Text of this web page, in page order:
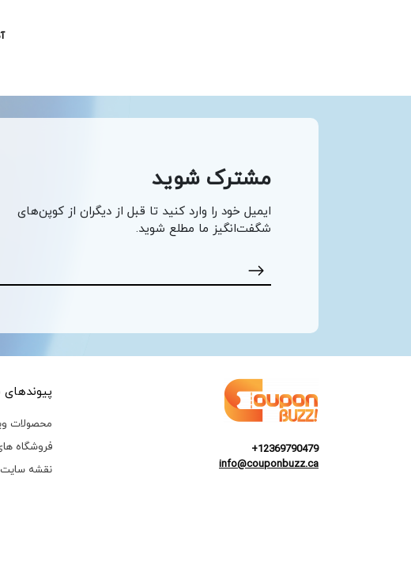
مشترک شوید
ایمیل خود را وارد کنید تا قبل از دیگران از کوپن‌های
شگفت‌انگیز ما مطلع شوید.
+12369790479
info@couponbuzz.ca
محصولات
فروشگاه
نقشه سایت